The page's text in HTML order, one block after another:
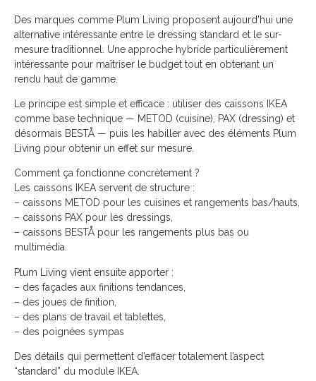
Des marques comme Plum Living proposent aujourd’hui une
alternative intéressante entre le dressing standard et le sur-
mesure traditionnel. Une approche hybride particulièrement
intéressante pour maîtriser le budget tout en obtenant un
rendu haut de gamme.
Le principe est simple et efficace : utiliser des caissons IKEA
comme base technique — METOD (cuisine), PAX (dressing) et
désormais BESTÅ — puis les habiller avec des éléments Plum
Living pour obtenir un effet sur mesure.
Comment ça fonctionne concrètement ?
Les caissons IKEA servent de structure :
– caissons METOD pour les cuisines et rangements bas/hauts,
– caissons PAX pour les dressings,
– caissons BESTÅ pour les rangements plus bas ou
multimédia.
Plum Living vient ensuite apporter :
– des façades aux finitions tendances,
– des joues de finition,
– des plans de travail et tablettes,
– des poignées sympas
Des détails qui permettent d’effacer totalement l’aspect
“standard” du module IKEA.